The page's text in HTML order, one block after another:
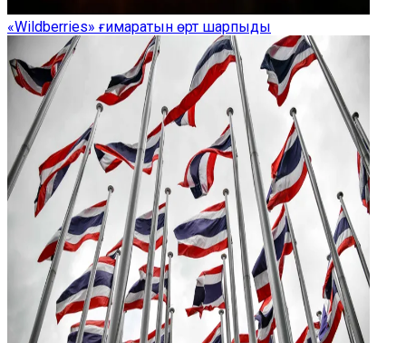
«Wildberries» ғимаратын өрт шарпыды